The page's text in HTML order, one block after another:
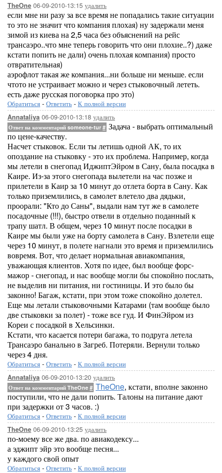
TheOne 06-09-2010-13:15 удалить
если мне ни разу за все время не попадались такие ситуации
то это не значит что компания плохая) ну задержали меня
зимой из киева на 2,5 часа без объяснений на рейс
трансаэро..что мне теперь говорить что они плохие..?) даже
кстати попить не дали) очень плохая компания) просто
отвратительная)
аэрофлот такая же компания...ни больше ни меньше. если
чтото не устраивает можно и через стыковочный лететь.
есть даже русская поговорка про это)
Обратиться - Ответить - К полной версии
Annataliya 06-09-2010-13:18 удалить
Ответ на комментарий someone-tur # Задача - выбрать оптимальный
по цене-качеству.
Насчет стыковок. Если ты летишь одной АК, то их
опоздание на стыковку - это их проблема. Например, когда
мы летели в снегопад ИджиптЭйром в Сану, была посадка в
Каире. Из-за этого снегопада вылетели на час позже и
прилетели в Каир за 10 минут до отлета борта в Сану. Как
только приземлились, в самолет влетело два дядьки,
проорали: "Кто до Саны", выдали нам тут же в самолете
посадочные (!!!), быстро отвели в отдельно поданный к
трапу шатл. В общем, через 10 минут после посадки в
Каире мы были уже на борту самолета в Сану. Взлетели еще
через 10 минут, в полете нагнали это время и приземлились
вовремя. Вот, что делает нормальная авиакомпания,
уважающая клиентов. Хотя по идее, был вообще форс-
мажор - снегопад, и нас вообще могли бы спокойно послать,
не выделив ни питания, ни гостиницы. И это было бы
законно! Багаж, кстати, при этом тоже спокойно долетел.
Еще мы летали стыковочными Катарами (там вообще было
две стыковки за полет) - тоже все гуд. И ФинЭйром из
Кореи с посадкой в Хельсинки.
Кстати, что касается потери багажа, то подруга летела
Трансаэро банально в Загреб. Потеряли. Вернули только
через 4 дня.
Обратиться - Ответить - К полной версии
Annataliya 06-09-2010-13:20 удалить
Ответ на комментарий TheOne # TheOne, кстати, вполне законно
поступили, что не дали попить. Талоны на питание дают
при задержки от 3 часов. :)
Обратиться - Ответить - К полной версии
TheOne 06-09-2010-13:25 удалить
по-моему все же два. по авиакодексу...
а эджипт эйр это вообще песня...
у каждого свой опыт
Обратиться - Ответить - К полной версии